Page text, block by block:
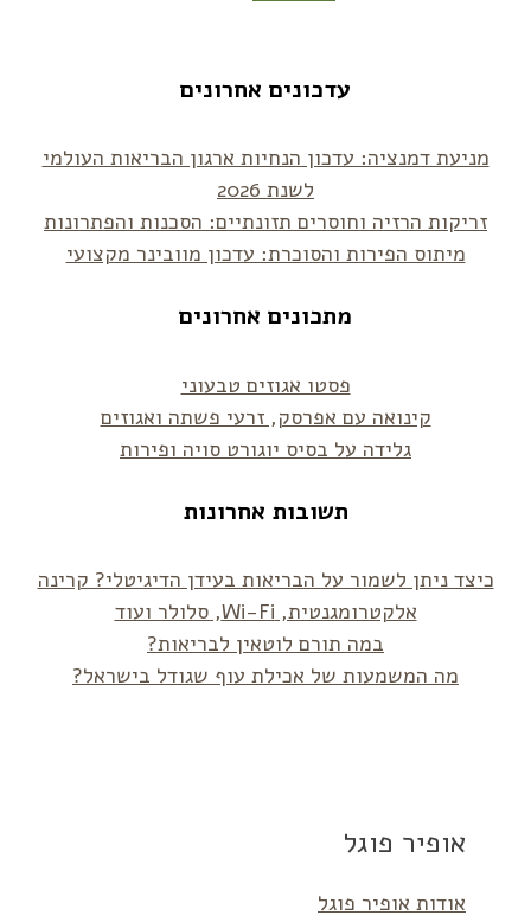
עדכונים אחרונים
מניעת דמנציה: עדכון הנחיות ארגון הבריאות העולמי
לשנת 2026
זריקות הרזיה וחוסרים תזונתיים: הסכנות והפתרונות
מיתוס הפירות והסוכרת: עדכון מוובינר מקצועי
מתכונים אחרונים
פסטו אגוזים טבעוני
קינואה עם אפרסק, זרעי פשתה ואגוזים
גלידה על בסיס יוגורט סויה ופירות
תשובות אחרונות
כיצד ניתן לשמור על הבריאות בעידן הדיגיטלי? קרינה
אלקטרומגנטית, Wi-Fi, סלולר ועוד
במה תורם לוטאין לבריאות?
מה המשמעות של אכילת עוף שגודל בישראל?
אופיר פוגל
אודות אופיר פוגל